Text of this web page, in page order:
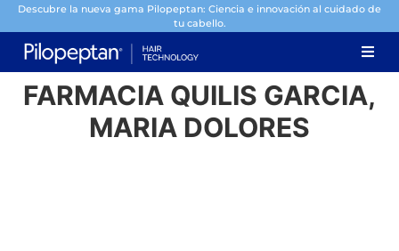
Descubre la nueva gama Pilopeptan: Ciencia e innovación al cuidado de
tu cabello.
FARMACIA QUILIS GARCIA,
MARIA DOLORES